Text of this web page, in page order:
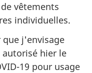
vêtements
individuelles.
que j'envisage
autorisé hier le
19 pour usage